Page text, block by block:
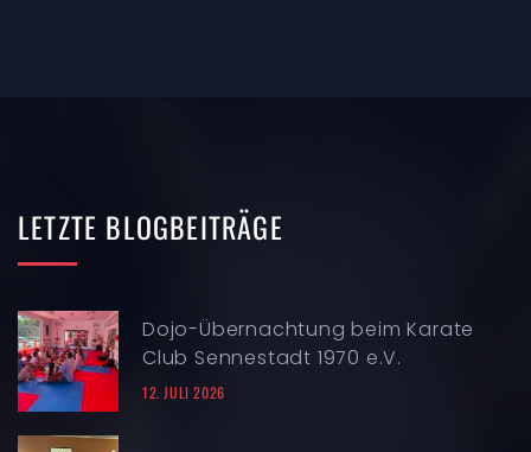
LETZTE BLOGBEITRÄGE
Dojo-Übernachtung beim Karate
Club Sennestadt 1970 e.V.
12. JULI 2026